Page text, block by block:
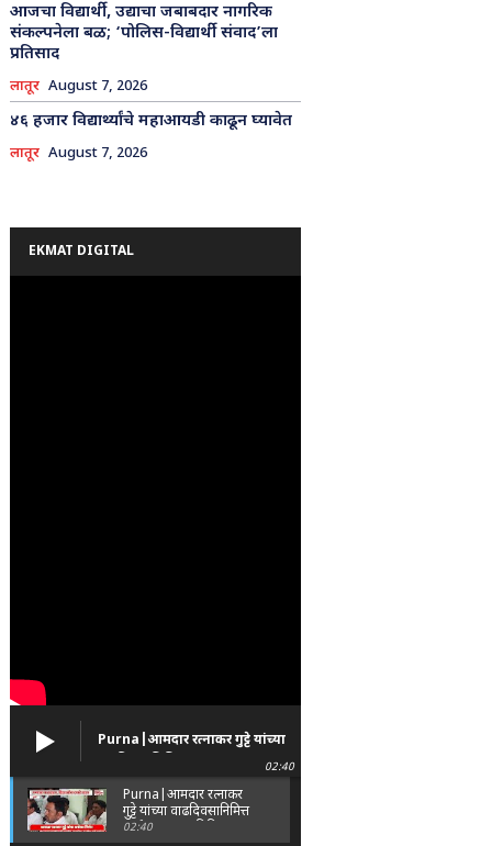
आजचा विद्यार्थी, उद्याचा जबाबदार नागरिक
संकल्पनेला बळ; ‘पोलिस-विद्यार्थी संवाद’ला
प्रतिसाद
लातूर August 7, 2026
४६ हजार विद्यार्थ्यांचे महाआयडी काढून घ्यावेत
लातूर August 7, 2026
EKMAT DIGITAL
Purna|आमदार रत्नाकर गुट्टे यांच्या
वाढदिवसानिमित्त पूर्णा तालुक्यात
विविध सामाजिक उपक्रम
02:40
Purna|आमदार रत्नाकर
गुट्टे यांच्या वाढदिवसानिमित्त
पूर्णा तालुक्यात विविध
02:40